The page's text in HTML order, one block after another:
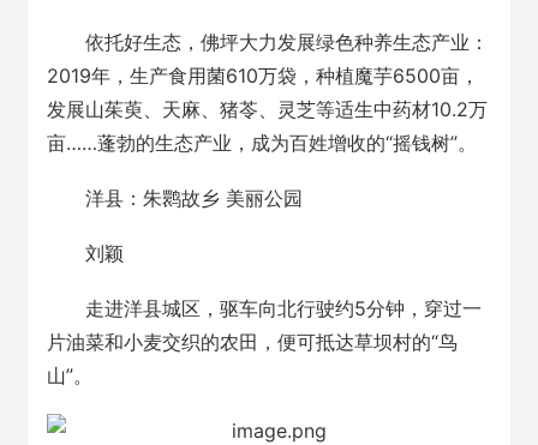
依托好生态，佛坪大力发展绿色种养生态产业：
2019年，生产食用菌610万袋，种植魔芋6500亩，
发展山茱萸、天麻、猪苓、灵芝等适生中药材10.2万
亩……蓬勃的生态产业，成为百姓增收的“摇钱树”。
洋县：朱鹮故乡 美丽公园
刘颖
走进洋县城区，驱车向北行驶约5分钟，穿过一
片油菜和小麦交织的农田，便可抵达草坝村的“鸟
山”。